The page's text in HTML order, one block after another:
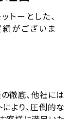
トーとした、
がございま
徹底、他社には
より、圧倒的な